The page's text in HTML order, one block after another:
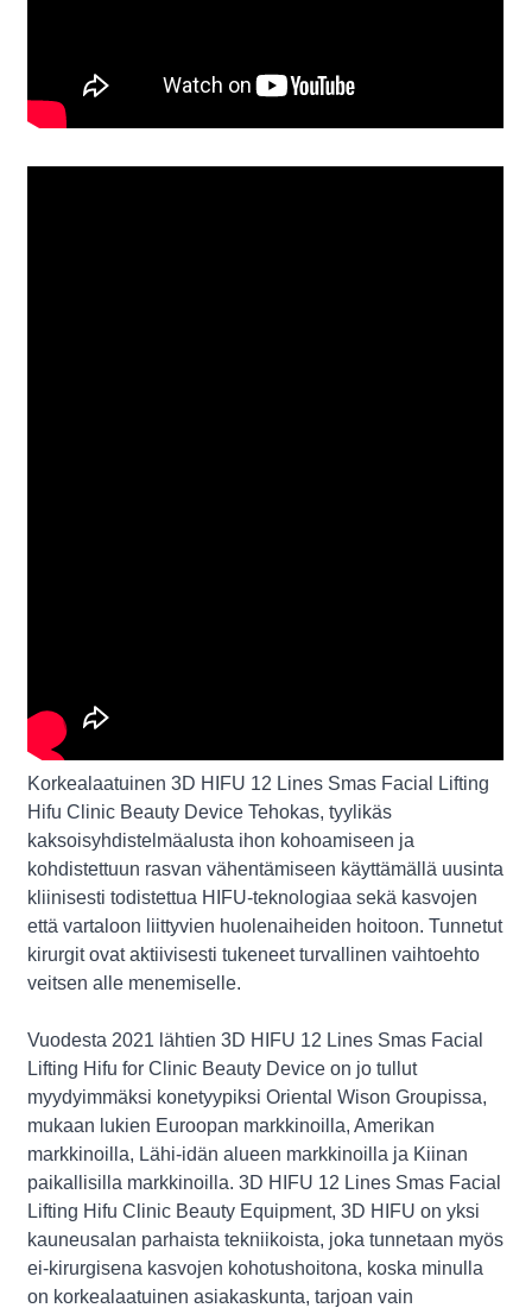
Korkealaatuinen 3D HIFU 12 Lines Smas Facial Lifting
Hifu Clinic Beauty Device Tehokas, tyylikäs
kaksoisyhdistelmäalusta ihon kohoamiseen ja
kohdistettuun rasvan vähentämiseen käyttämällä uusinta
kliinisesti todistettua HIFU-teknologiaa sekä kasvojen
että vartaloon liittyvien huolenaiheiden hoitoon. Tunnetut
kirurgit ovat aktiivisesti tukeneet turvallinen vaihtoehto
veitsen alle menemiselle.
Vuodesta 2021 lähtien 3D HIFU 12 Lines Smas Facial
Lifting Hifu for Clinic Beauty Device on jo tullut
myydyimmäksi konetyypiksi Oriental Wison Groupissa,
mukaan lukien Euroopan markkinoilla, Amerikan
markkinoilla, Lähi-idän alueen markkinoilla ja Kiinan
paikallisilla markkinoilla. 3D HIFU 12 Lines Smas Facial
Lifting Hifu Clinic Beauty Equipment, 3D HIFU on yksi
kauneusalan parhaista tekniikoista, joka tunnetaan myös
ei-kirurgisena kasvojen kohotushoitona, koska minulla
on korkealaatuinen asiakaskunta, tarjoan vain